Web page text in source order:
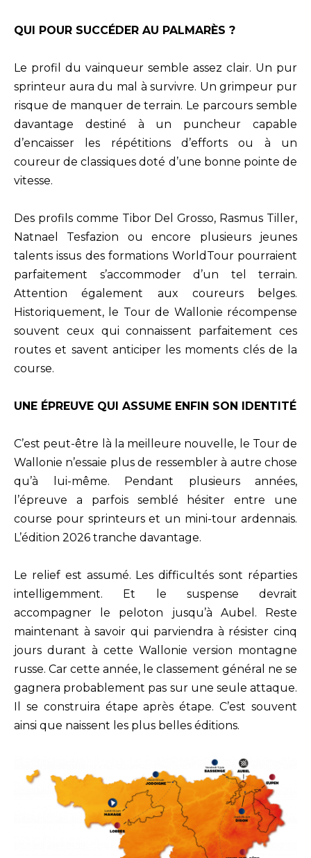
QUI POUR SUCCÉDER AU PALMARÈS ?
Le profil du vainqueur semble assez clair. Un pur
sprinteur aura du mal à survivre. Un grimpeur pur
risque de manquer de terrain. Le parcours semble
davantage destiné à un puncheur capable
d’encaisser les répétitions d’efforts ou à un
coureur de classiques doté d’une bonne pointe de
vitesse.
Des profils comme Tibor Del Grosso, Rasmus Tiller,
Natnael Tesfazion ou encore plusieurs jeunes
talents issus des formations WorldTour pourraient
parfaitement s’accommoder d’un tel terrain.
Attention également aux coureurs belges.
Historiquement, le Tour de Wallonie récompense
souvent ceux qui connaissent parfaitement ces
routes et savent anticiper les moments clés de la
course.
UNE ÉPREUVE QUI ASSUME ENFIN SON IDENTITÉ
C’est peut-être là la meilleure nouvelle, le Tour de
Wallonie n’essaie plus de ressembler à autre chose
qu’à lui-même. Pendant plusieurs années,
l’épreuve a parfois semblé hésiter entre une
course pour sprinteurs et un mini-tour ardennais.
L’édition 2026 tranche davantage.
Le relief est assumé. Les difficultés sont réparties
intelligemment. Et le suspense devrait
accompagner le peloton jusqu’à Aubel. Reste
maintenant à savoir qui parviendra à résister cinq
jours durant à cette Wallonie version montagne
russe. Car cette année, le classement général ne se
gagnera probablement pas sur une seule attaque.
Il se construira étape après étape. C’est souvent
ainsi que naissent les plus belles éditions.